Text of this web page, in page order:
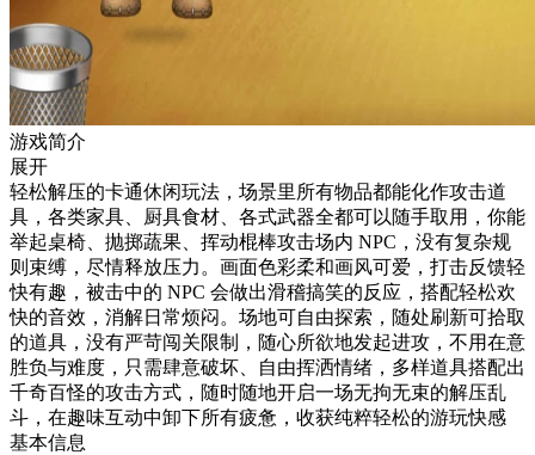
游戏简介
展开
轻松解压的卡通休闲玩法，场景里所有物品都能化作攻击道
具，各类家具、厨具食材、各式武器全都可以随手取用，你能
举起桌椅、抛掷蔬果、挥动棍棒攻击场内 NPC，没有复杂规
则束缚，尽情释放压力。画面色彩柔和画风可爱，打击反馈轻
快有趣，被击中的 NPC 会做出滑稽搞笑的反应，搭配轻松欢
快的音效，消解日常烦闷。场地可自由探索，随处刷新可拾取
的道具，没有严苛闯关限制，随心所欲地发起进攻，不用在意
胜负与难度，只需肆意破坏、自由挥洒情绪，多样道具搭配出
千奇百怪的攻击方式，随时随地开启一场无拘无束的解压乱
斗，在趣味互动中卸下所有疲惫，收获纯粹轻松的游玩快感
基本信息